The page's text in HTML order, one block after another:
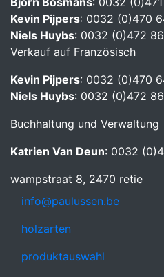
Kevin Pijpers: 0032 (0)470
Niels Huybs: 0032 (0)472
Verkauf auf Französisch
Kevin Pijpers: 0032 (0)470
Niels Huybs: 0032 (0)472
Buchhaltung und Verwaltung
Katrien Van Deun: 0032
wampstraat 8, 2470 retie
info@paulussen.be
holzarten
produktauswahl